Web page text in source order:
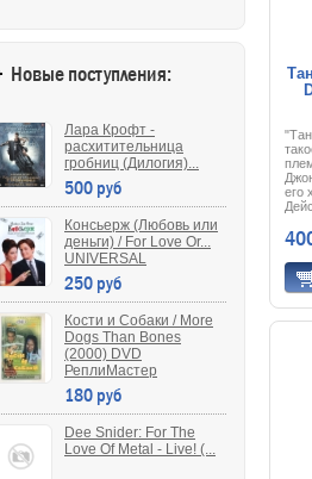
его
Новые поступления:
Лара Крофт -
расхитительница
гробниц (Дилогия)...
500 руб
Консьерж (Любовь или
деньги) / For Love Or...
UNIVERSAL
250 руб
Кости и Собаки / More
Dogs Than Bones
(2000) DVD
РеплиМастер
180 руб
Dee Snider: For The
Love Of Metal - Live! (...